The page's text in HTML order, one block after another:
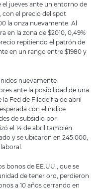
jueves ante un entorno de
con el precio del spot
la onza nuevamente. Al
en la zona de $2010, 0,49%
repitiendo el patrón de
en un rango entre $1980 y
nuevamente
ante la posibilidad de una
Fed de Filadelfia de abril
con el índice
de subsidio por
el 14 de abril también
y se ubicaron en 245.000,
bonos de EE.UU., que se
de tener oro, perdieron
a 10 años cerrando en